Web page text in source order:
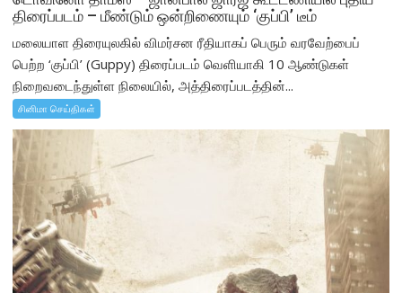
திரைப்படம் – மீண்டும் ஒன்றிணையும் ‘குப்பி’ டீம்
மலையாள திரையுலகில் விமர்சன ரீதியாகப் பெரும் வரவேற்பைப்
பெற்ற ‘குப்பி’ (Guppy) திரைப்படம் வெளியாகி 10 ஆண்டுகள்
நிறைவடைந்துள்ள நிலையில், அத்திரைப்படத்தின்...
சினிமா செய்திகள்